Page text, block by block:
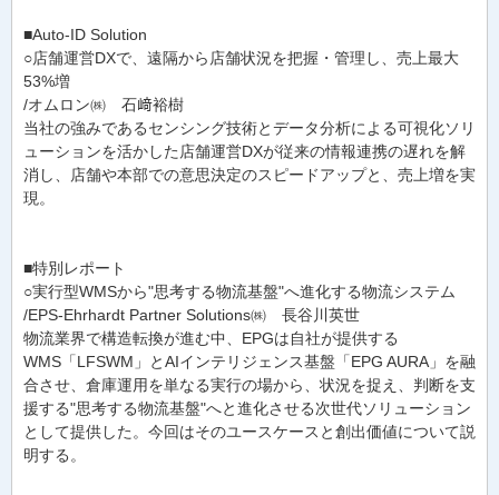
■Auto-ID Solution
○店舗運営DXで、遠隔から店舗状況を把握・管理し、売上最大
53%増
/オムロン㈱ 石﨑裕樹
当社の強みであるセンシング技術とデータ分析による可視化ソリ
ューションを活かした店舗運営DXが従来の情報連携の遅れを解
消し、店舗や本部での意思決定のスピードアップと、売上増を実
現。
■特別レポート
○実行型WMSから"思考する物流基盤"へ進化する物流システム
/EPS-Ehrhardt Partner Solutions㈱ 長谷川英世
物流業界で構造転換が進む中、EPGは自社が提供する
WMS「LFSWM」とAIインテリジェンス基盤「EPG AURA」を融
合させ、倉庫運用を単なる実行の場から、状況を捉え、判断を支
援する"思考する物流基盤"へと進化させる次世代ソリューション
として提供した。今回はそのユースケースと創出価値について説
明する。